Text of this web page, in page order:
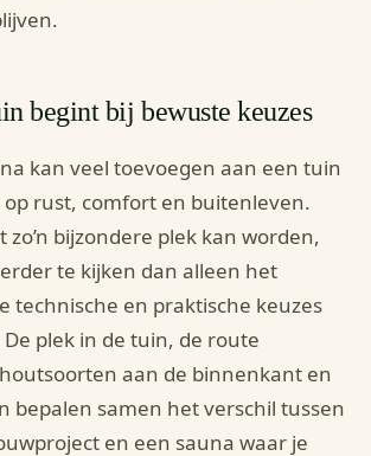
begint bij bewuste keuzes
kan veel toevoegen aan een tuin
op rust, comfort en buitenleven.
zo’n bijzondere plek kan worden,
te kijken dan alleen het
technische en praktische keuzes
plek in de tuin, de route
aan de binnenkant en
bepalen samen het verschil tussen
en een sauna waar je